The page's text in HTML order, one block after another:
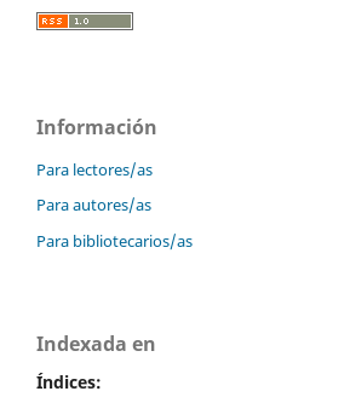
Información
Para lectores/as
Para autores/as
Para bibliotecarios/as
Indexada en
Índices: